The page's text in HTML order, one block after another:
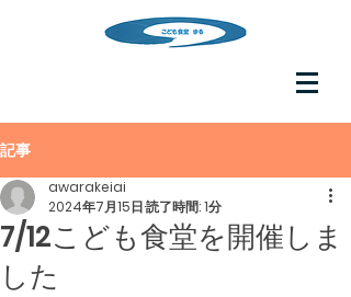
記事
7/12こども食堂を開催しま
した
awarakeiai
2024年7月15日読了時間: 1分